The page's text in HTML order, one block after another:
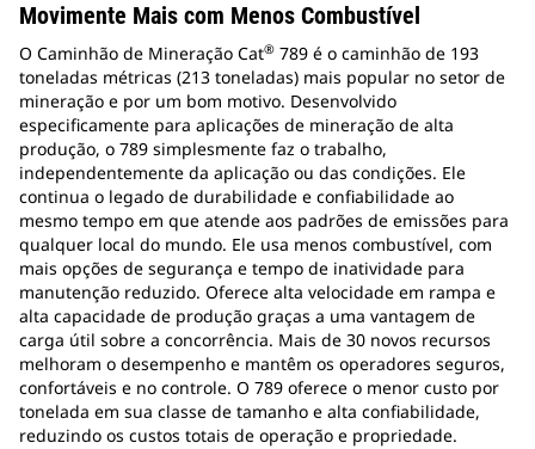
Movimente Mais com Menos Combustível
O Caminhão de Mineração Cat® 789 é o caminhão de 193
toneladas métricas (213 toneladas) mais popular no setor de
mineração e por um bom motivo. Desenvolvido
especificamente para aplicações de mineração de alta
produção, o 789 simplesmente faz o trabalho,
independentemente da aplicação ou das condições. Ele
continua o legado de durabilidade e confiabilidade ao
mesmo tempo em que atende aos padrões de emissões para
qualquer local do mundo. Ele usa menos combustível, com
mais opções de segurança e tempo de inatividade para
manutenção reduzido. Oferece alta velocidade em rampa e
alta capacidade de produção graças a uma vantagem de
carga útil sobre a concorrência. Mais de 30 novos recursos
melhoram o desempenho e mantêm os operadores seguros,
confortáveis e no controle. O 789 oferece o menor custo por
tonelada em sua classe de tamanho e alta confiabilidade,
reduzindo os custos totais de operação e propriedade.